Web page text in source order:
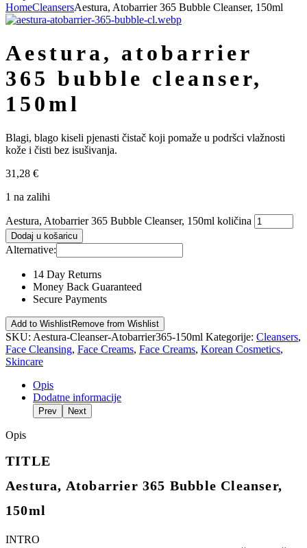
HomeCleansersAestura, Atobarrier 365 Bubble Cleanser, 150ml
aestura, atobarrier
365 bubble cleanser,
150ml
Blagi, blago kiseli pjenasti čistač koji pomaže u podršci vlažnosti
kože i čisti bez isušivanja.
31,28 €
1 na zalihi
Aestura, Atobarrier 365 Bubble Cleanser, 150ml količina
Dodaj u košaricu
Alternative:
14 Day Returns
Money Back Guaranteed
Secure Payments
Add to WishlistRemove from Wishlist
SKU: Aestura-Cleanser-Atobarrier365-150ml Kategorije: Cleansers,
Face Cleansing, Face Creams, Face Creams, Korean Cosmetics,
Skincare
Opis
Dodatne informacije
Prev Next
Opis
TITLE
Aestura, Atobarrier 365 Bubble Cleanser,
150ml
INTRO